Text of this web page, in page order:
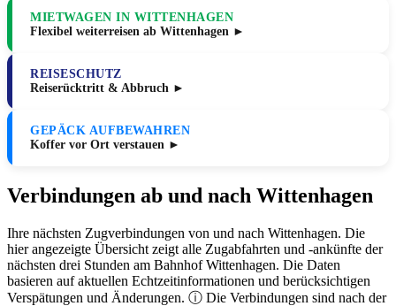
MIETWAGEN IN WITTENHAGEN
Flexibel weiterreisen ab Wittenhagen ►
REISESCHUTZ
Reiserücktritt & Abbruch ►
GEPÄCK AUFBEWAHREN
Koffer vor Ort verstauen ►
Verbindungen ab und nach Wittenhagen
Ihre nächsten Zugverbindungen von und nach Wittenhagen. Die
hier angezeigte Übersicht zeigt alle Zugabfahrten und -ankünfte der
nächsten drei Stunden am Bahnhof Wittenhagen. Die Daten
basieren auf aktuellen Echtzeitinformationen und berücksichtigen
Verspätungen und Änderungen. ⓘ Die Verbindungen sind nach der